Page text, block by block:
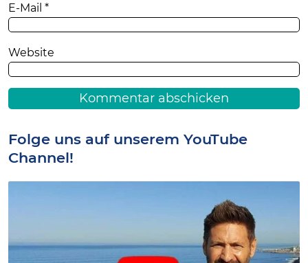
E-Mail *
Website
Folge uns auf unserem YouTube
Channel!